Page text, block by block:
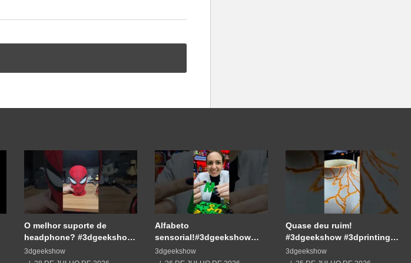
O melhor suporte de
headphone? #3dgeekshow
#impressão3d #3dprinting
#3dprint #spiderman
3dgeekshow
Alfabeto
sensorial!#3dgeekshow
#3dprinting #3dprint
#impressão3d #educação
3dgeekshow
Quase deu ruim!
#3dgeekshow #3dprinting
#3dprint #impressão3d
#decoration #maker
3dgeekshow